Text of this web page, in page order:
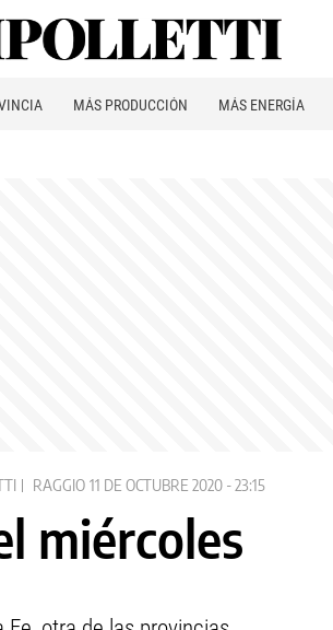
MÁS PRODUCCIÓN MÁS ENERGÍA
RAGGIO 11 DE OCTUBRE 2020 - 23:15
miércoles